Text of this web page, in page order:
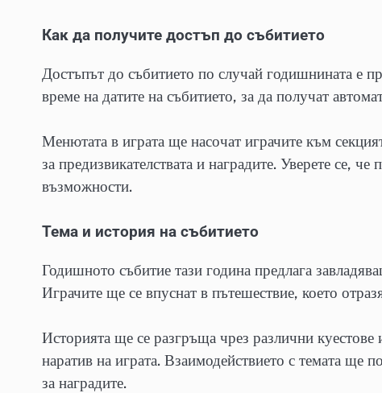
Как да получите достъп до събитието
Достъпът до събитието по случай годишнината е
време на датите на събитието, за да получат
Менютата в играта ще насочат играчите към
за предизвикателствата и наградите. Уверете се,
възможности.
Тема и история на събитието
Годишното събитие тази година предлага
Играчите ще се впуснат в пътешествие, което
Историята ще се разгръща чрез различни куестове
наратив на играта. Взаимодействието с темата ще
за наградите.